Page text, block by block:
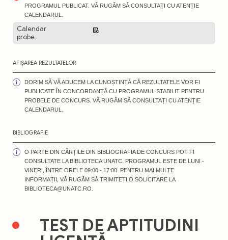
PROGRAMUL PUBLICAT. VĂ RUGĂM SĂ CONSULTAȚI CU ATENȚIE
CALENDARUL.
Calendar
probe
AFIȘAREA REZULTATELOR
DORIM SĂ VĂ ADUCEM LA CUNOȘTINȚĂ CĂ REZULTATELE VOR FI
PUBLICATE ÎN CONCORDANȚĂ CU PROGRAMUL STABILIT PENTRU
PROBELE DE CONCURS. VĂ RUGĂM SĂ CONSULTAȚI CU ATENȚIE
CALENDARUL.
BIBLIOGRAFIE
O PARTE DIN CĂRȚILE DIN BIBLIOGRAFIA DE CONCURS POT FI
CONSULTATE LA BIBLIOTECA UNATC. PROGRAMUL ESTE DE LUNI -
VINERI, ÎNTRE ORELE 09:00 - 17:00. PENTRU MAI MULTE
INFORMAȚII, VĂ RUGĂM SĂ TRIMITEȚI O SOLICITARE LA
BIBLIOTECA@UNATC.RO.
TEST DE APTITUDINI